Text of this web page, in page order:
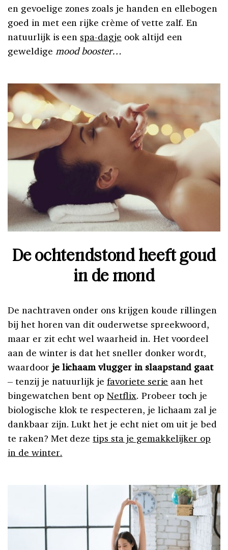
en gevoelige zones zoals je handen en ellebogen
goed in met een rijke crème of vette zalf. En
natuurlijk is een spa-dagje ook altijd een
geweldige mood booster…
De ochtendstond heeft goud
in de mond
De nachtraven onder ons krijgen koude rillingen
bij het horen van dit ouderwetse spreekwoord,
maar er zit echt wel waarheid in. Het voordeel
aan de winter is dat het sneller donker wordt,
waardoor je lichaam vlugger in slaapstand gaat
– tenzij je natuurlijk jefavoriete serie aan het
bingewatchen bent opNetflix. Probeer toch je
biologische klok te respecteren, je lichaam zal je
dankbaar zijn. Lukt het je echt niet om uit je bed
te raken? Met dezetips sta je gemakkelijker op
in de winter.